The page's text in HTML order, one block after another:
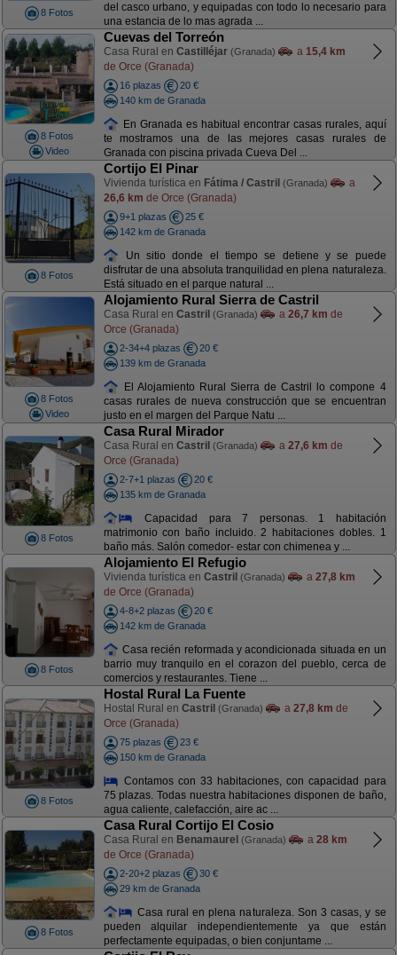
8 Fotos
del casco urbano, y equipadas con todo lo necesario para
una estancia de lo mas agrada ...
8 Fotos
Video
Cuevas del Torreón
Casa Rural en Castilléjar (Granada) a 15,4 km
de Orce (Granada)
16 plazas
20 €
140 km de Granada
En Granada es habitual encontrar casas rurales, aquí
te mostramos una de las mejores casas rurales de
Granada con piscina privada Cueva Del ...
8 Fotos
Cortijo El Pinar
Vivienda turística en Fátima / Castril (Granada)
a
26,6 km de Orce (Granada)
9+1 plazas
25 €
142 km de Granada
Un sitio donde el tiempo se detiene y se puede
disfrutar de una absoluta tranquilidad en plena naturaleza.
Está situado en el parque natural ...
8 Fotos
Video
Alojamiento Rural Sierra de Castril
Casa Rural en Castril (Granada) a 26,7 km de
Orce (Granada)
2-34+4 plazas
20 €
139 km de Granada
El Alojamiento Rural Sierra de Castril lo compone 4
casas rurales de nueva construcción que se encuentran
justo en el margen del Parque Natu ...
8 Fotos
Casa Rural Mirador
Casa Rural en Castril (Granada) a 27,6 km de
Orce (Granada)
2-7+1 plazas
20 €
135 km de Granada
Capacidad para 7 personas. 1 habitación
matrimonio con baño incluido. 2 habitaciones dobles. 1
baño más. Salón comedor- estar con chimenea y ...
8 Fotos
Alojamiento El Refugio
Vivienda turística en Castril (Granada) a 27,8 km
de Orce (Granada)
4-8+2 plazas
20 €
142 km de Granada
Casa recién reformada y acondicionada situada en un
barrio muy tranquilo en el corazon del pueblo, cerca de
comercios y restaurantes. Tiene ...
8 Fotos
Hostal Rural La Fuente
Hostal Rural en Castril (Granada) a 27,8 km de
Orce (Granada)
75 plazas
23 €
150 km de Granada
Contamos con 33 habitaciones, con capacidad para
75 plazas. Todas nuestra habitaciones disponen de baño,
agua caliente, calefacción, aire ac ...
8 Fotos
Casa Rural Cortijo El Cosio
Casa Rural en Benamaurel (Granada) a 28 km
de Orce (Granada)
2-20+2 plazas
30 €
29 km de Granada
Casa rural en plena naturaleza. Son 3 casas, y se
pueden alquilar independientemente ya que están
perfectamente equipadas, o bien conjuntame ...